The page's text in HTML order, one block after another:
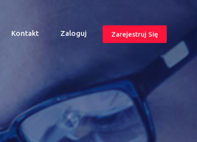
Kontakt Zaloguj Zarejestruj Się